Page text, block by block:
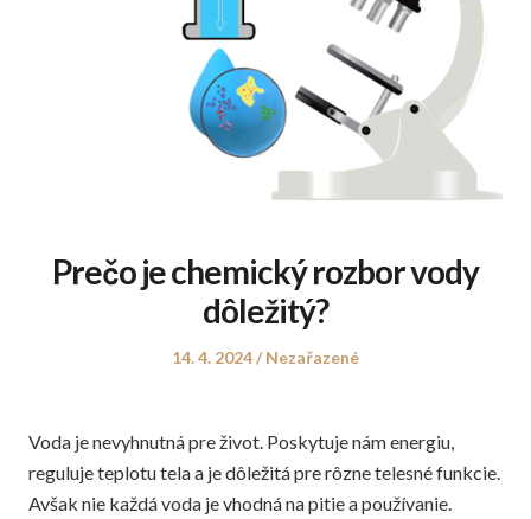
Prečo je chemický rozbor vody
dôležitý?
Posted
14. 4. 2024
Posted
Nezařazené
Voda je nevyhnutná pre život. Poskytuje nám energiu,
reguluje teplotu tela a je dôležitá pre rôzne telesné funkcie.
Avšak nie každá voda je vhodná na pitie a používanie.